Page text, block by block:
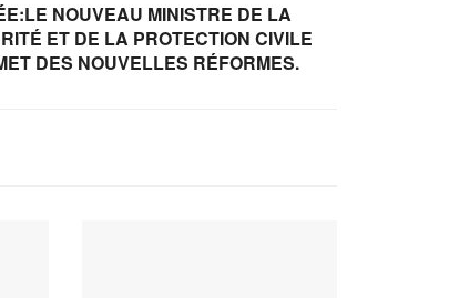
NOUVEAU MINISTRE DE LA
ET DE LA PROTECTION CIVILE
DES NOUVELLES RÉFORMES.